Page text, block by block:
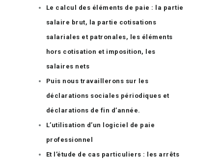
Le calcul des éléments de paie : la partie
salaire brut, la partie cotisations
salariales et patronales, les éléments
hors cotisation et imposition, les
salaires nets
Puis nous travaillerons sur les
déclarations sociales périodiques et
déclarations de fin d’année.
L’utilisation d’un logiciel de paie
professionnel
Et l’étude de cas particuliers : les arrêts